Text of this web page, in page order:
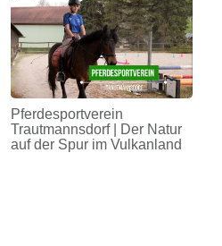
Pferdesportverein
Trautmannsdorf | Der Natur
auf der Spur im Vulkanland